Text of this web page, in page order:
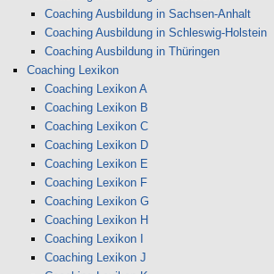
Coaching Ausbildung in Sachsen-Anhalt
Coaching Ausbildung in Schleswig-Holstein
Coaching Ausbildung in Thüringen
Coaching Lexikon
Coaching Lexikon A
Coaching Lexikon B
Coaching Lexikon C
Coaching Lexikon D
Coaching Lexikon E
Coaching Lexikon F
Coaching Lexikon G
Coaching Lexikon H
Coaching Lexikon I
Coaching Lexikon J